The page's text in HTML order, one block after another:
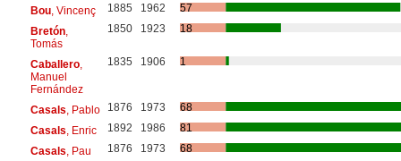
Bou, Vincenç 1885 1962
57
Bretón,
Tomás
1850 1923 18
Caballero,
Manuel
Fernández
1835 1906 1
Casals , Pablo 1876 1973
68
Casals , Enric 1892 1986
81
Casals , Pau 1876 1973
68